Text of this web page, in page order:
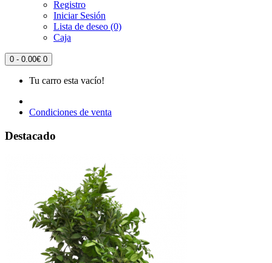
Registro
Iniciar Sesión
Lista de deseo (0)
Caja
0 - 0.00€ 0
Tu carro esta vacío!
Condiciones de venta
Destacado